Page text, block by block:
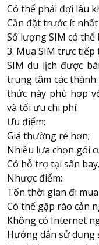
Có thể phải đợi lâu
Cần đặt trước ít nhất
Số lượng SIM có thể
3. Mua SIM trực tiếp
SIM du lịch được
trung tâm các
thức này phù hợp
và tối ưu chi phí.
Ưu điểm:
Giá thường rẻ hơn;
Nhiều lựa chọn gói
Có hỗ trợ tại sân bay.
Nhược điểm:
Tốn thời gian đi
Có thể gặp rào cản
Không có Internet
Hướng dẫn sử dụng